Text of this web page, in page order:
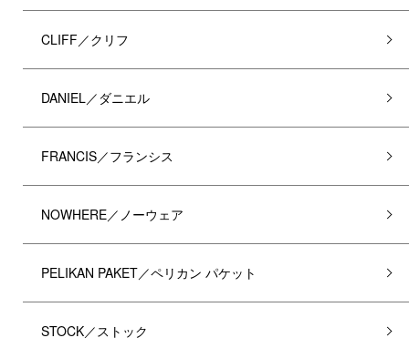
CLIFF／クリフ
DANIEL／ダニエル
FRANCIS／フランシス
NOWHERE／ノーウェア
PELIKAN PAKET／ペリカン パケット
STOCK／ストック